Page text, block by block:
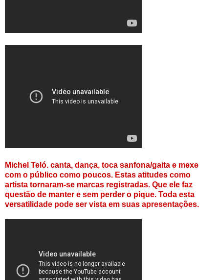
Michel Teló. canta, dança, toca sanfona/gaita e mexe
com o público como poucos. Estas atitudes como
artista tornaram-se marcas registradas. Que ele faz
questão de manter e sem perder o pique. Toda esta
versatilidade pode ser vista em suas apresentações.